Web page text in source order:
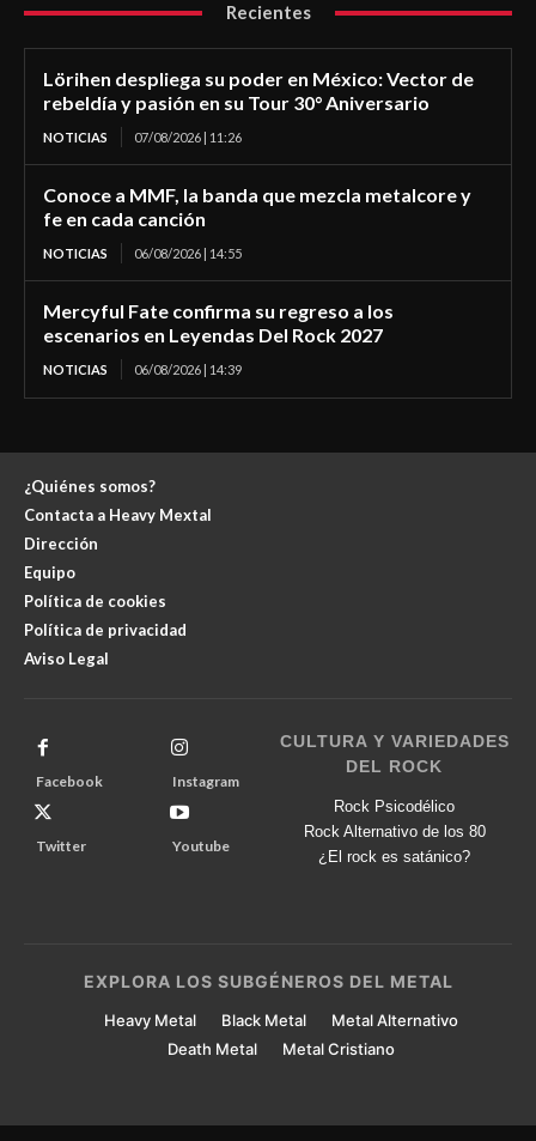
Recientes
Lörihen despliega su poder en México: Vector de
rebeldía y pasión en su Tour 30° Aniversario
NOTICIAS 07/08/2026 | 11:26
Conoce a MMF, la banda que mezcla metalcore y
fe en cada canción
NOTICIAS 06/08/2026 | 14:55
Mercyful Fate confirma su regreso a los
escenarios en Leyendas Del Rock 2027
NOTICIAS 06/08/2026 | 14:39
¿Quiénes somos?
Contacta a Heavy Mextal
Dirección
Equipo
Política de cookies
Política de privacidad
Aviso Legal
Facebook Instagram
Twitter Youtube
CULTURA Y VARIEDADES
DEL ROCK
Rock Psicodélico
Rock Alternativo de los 80
¿El rock es satánico?
EXPLORA LOS SUBGÉNEROS DEL METAL
Heavy Metal Black Metal
Metal Alternativo
Death Metal
Metal Cristiano